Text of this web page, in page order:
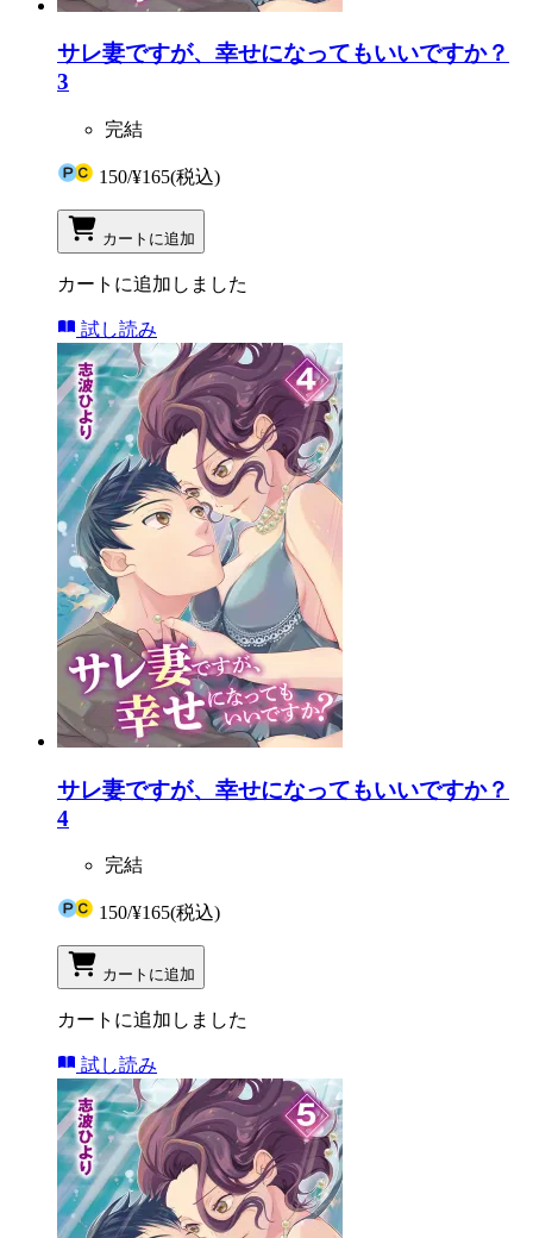
サレ妻ですが、幸せになってもいいですか？
3
完結
150/¥165(税込)
カートに追加
カートに追加しました
試し読み
サレ妻ですが、幸せになってもいいですか？
4
完結
150/¥165(税込)
カートに追加
カートに追加しました
試し読み